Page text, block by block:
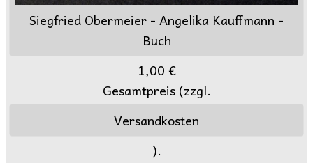
Siegfried Obermeier - Angelika Kauffmann -
Buch
1,00 €
Gesamtpreis (zzgl.
Versandkosten
).